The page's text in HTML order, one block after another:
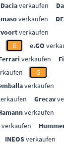
Daciaverkaufen
verkaufen
verkaufen
E e.GO
verkaufen
G
verkaufen
Grecav
verkaufen
verkaufen
INEOSverkaufen